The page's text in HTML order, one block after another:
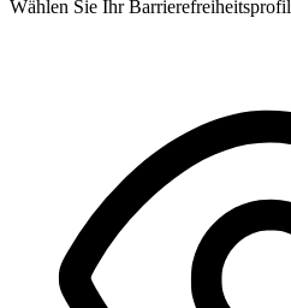
Wählen Sie Ihr Barrierefreiheitsprofil